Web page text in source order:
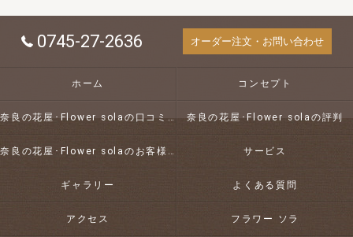
0745-27-2636 オーダー注文・お問い合わせ
ホーム コンセプト
奈良の花屋･Flower solaの口コミ情報 奈良の花屋･Flower solaの評判
奈良の花屋･Flower solaのお客様の声 サービス
ギャラリー よくある質問
アクセス フラワー ソラ